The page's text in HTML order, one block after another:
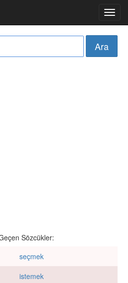
Sözcükler:
seçmek
istemek